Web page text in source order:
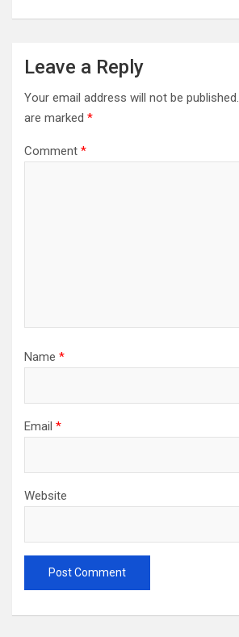
Leave a Reply
Your email address will not be published.
are marked *
Comment *
Name *
Email *
Website